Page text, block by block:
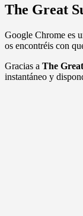
The Great
Google Chrome es
os encontréis con
Gracias a The
instantáneo y